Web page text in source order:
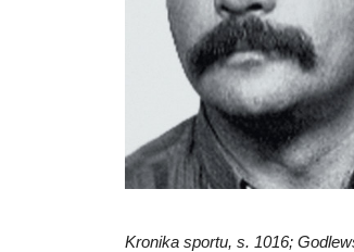
Kronika sportu, s. 1016;